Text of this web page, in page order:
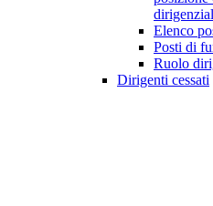
Elenco
Posti di
Ruolo
Dirigenti cessati